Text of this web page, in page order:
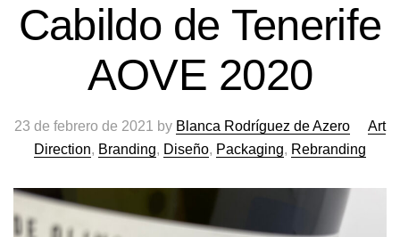
Cabildo de Tenerife
AOVE 2020
23 de febrero de 2021 by Blanca Rodríguez de Azero
Art
Direction, Branding, Diseño, Packaging, Rebranding